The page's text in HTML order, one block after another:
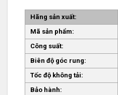
Hãng sản xuất:
Mã sản phẩm:
Công suất:
Biên độ góc rung:
Tốc độ không tải:
Bảo hành: